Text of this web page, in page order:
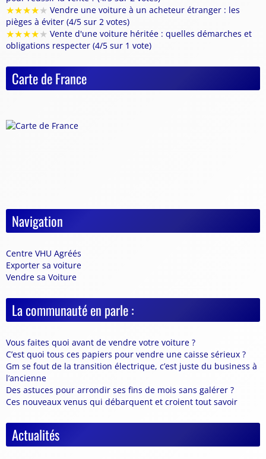
★★★★★ Vendre une voiture à un acheteur étranger : les
pièges à éviter (4/5 sur 2 votes)
★★★★★ Vente d'une voiture héritée : quelles démarches et
obligations respecter (4/5 sur 1 vote)
Carte de France
Navigation
Centre VHU Agréés
Exporter sa voiture
Vendre sa Voiture
La communauté en parle :
Vous faites quoi avant de vendre votre voiture ?
C’est quoi tous ces papiers pour vendre une caisse sérieux ?
Gm se fout de la transition électrique, c’est juste du business à
l’ancienne
Des astuces pour arrondir ses fins de mois sans galérer ?
Ces nouveaux venus qui débarquent et croient tout savoir
Actualités